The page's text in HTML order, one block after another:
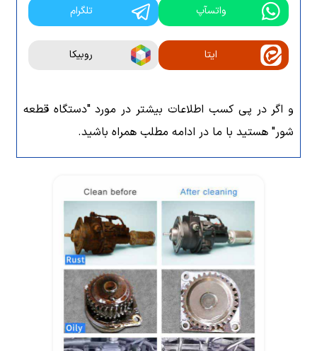
واتسآپ تلگرام
ایتا روبیکا
و اگر در پی کسب اطلاعات بیشتر در مورد "دستگاه قطعه
شور" هستید با ما در ادامه مطلب همراه باشید.